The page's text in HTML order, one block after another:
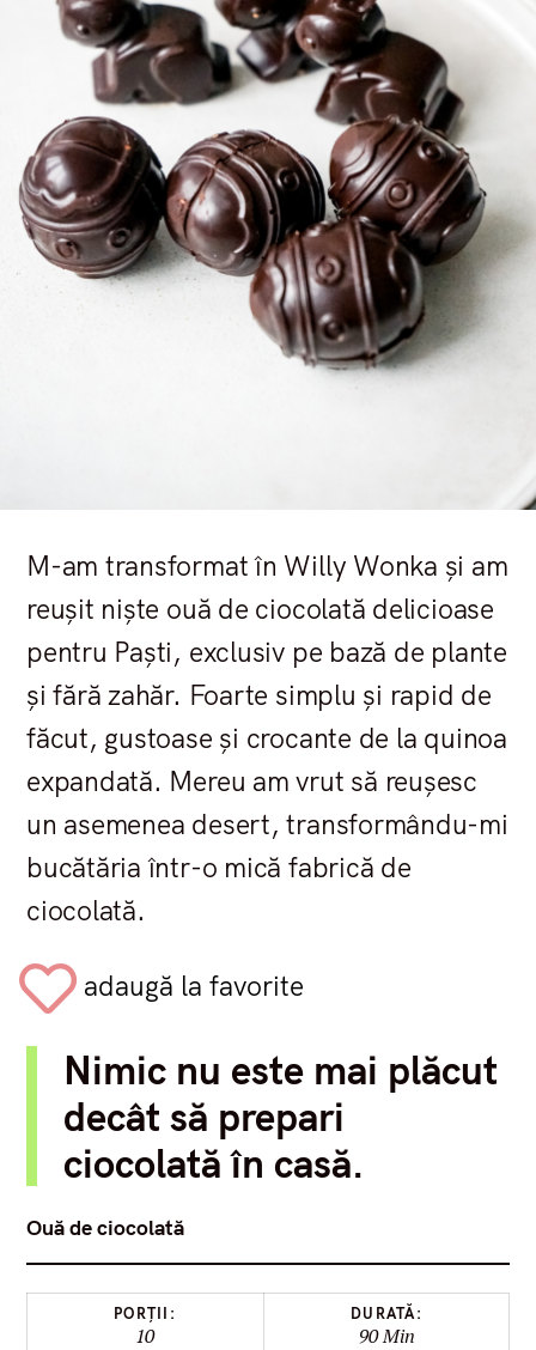
M-am transformat în Willy Wonka și am
reușit niște ouă de ciocolată delicioase
pentru Paști, exclusiv pe bază de plante
și fără zahăr. Foarte simplu și rapid de
făcut, gustoase și crocante de la quinoa
expandată. Mereu am vrut să reușesc
un asemenea desert, transformându-mi
bucătăria într-o mică fabrică de
ciocolată.
adaugă la favorite
Nimic nu este mai plăcut
decât să prepari
ciocolată în casă.
Ouă de ciocolată
PORȚII:
10
DURATĂ:
90 Min